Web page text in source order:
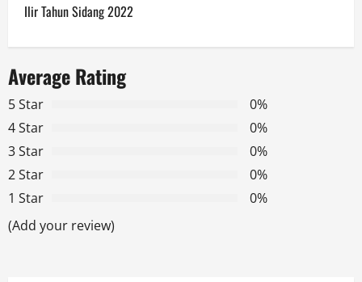
n
a
v
i
g
a
t
Ilir Tahun Sidang 2022
Average Rating
5 Star
0%
4 Star
0%
3 Star
0%
2 Star
0%
1 Star
0%
(Add your review)